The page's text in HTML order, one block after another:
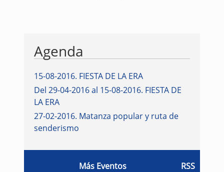
Agenda
15-08-2016. FIESTA DE LA ERA
Del 29-04-2016 al 15-08-2016. FIESTA DE
LA ERA
27-02-2016. Matanza popular y ruta de
senderismo
Más Eventos RSS